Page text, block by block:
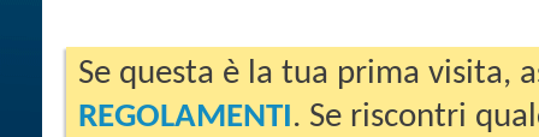
Se questa è la tua prima visita,
REGOLAMENTI. Se riscontri